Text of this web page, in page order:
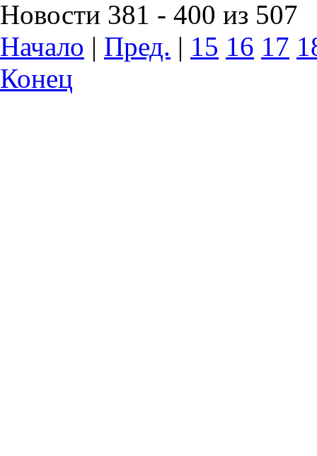
Новости 381 - 400 из 507
Начало | Пред. | 15 16 17
Конец